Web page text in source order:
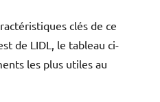
clés de ce
de LIDL, le tableau ci-
les plus utiles au